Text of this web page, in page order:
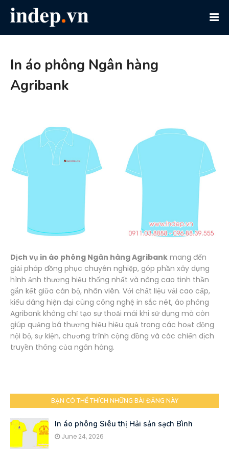
In áo phông Ngân hàng
Agribank
Dịch vụ in áo phông Ngân hàng Agribank mang đến
giải pháp đồng phục chuyên nghiệp, góp phần xây dựng
hình ảnh thương hiệu thống nhất và nâng cao tinh thần
gắn kết giữa cán bộ, nhân viên. Với chất liệu vải cao cấp,
kiểu dáng hiện đại cùng công nghệ in sắc nét, áo phông
Agribank không chỉ tạo sự thoải mái khi sử dụng mà còn
giúp quảng bá thương hiệu hiệu quả trong các hoạt động
nội bộ, sự kiện, chương trình cộng đồng và các chiến dịch
truyền thông của ngân hàng.
BẠN CÓ THỂ THÍCH NHỮNG BÀI ĐĂNG NÀY
In áo phông Siêu thị Hải sản sạch Bình
June 24, 2026